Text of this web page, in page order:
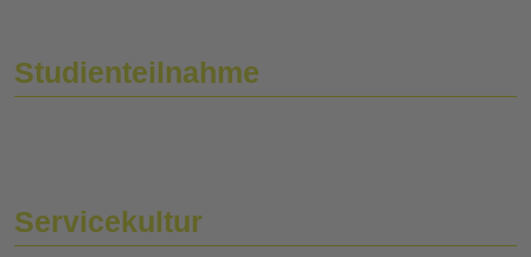
Studienteilnahme
Servicekultur